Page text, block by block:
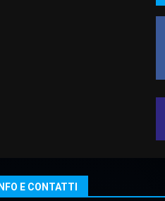
INFO E CONTATTI